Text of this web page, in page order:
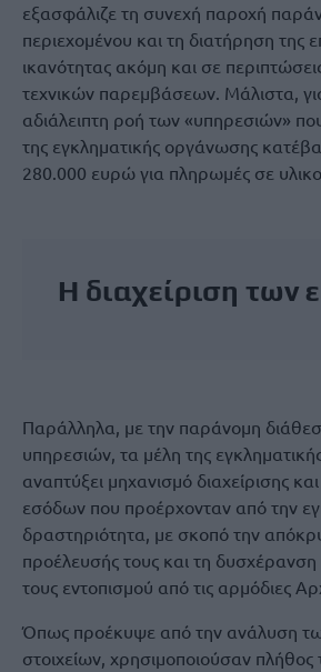
εξασφάλιζε τη συνεχή παροχή
περιεχομένου και τη διατήρηση της
ικανότητας ακόμη και σε
τεχνικών παρεμβάσεων. Μάλιστα,
αδιάλειπτη ροή των «υπηρεσιών»
της εγκληματικής οργάνωσης
280.000 ευρώ για πληρωμές σε
Η διαχείριση των
Παράλληλα, με την παράνομη
υπηρεσιών, τα μέλη της
αναπτύξει μηχανισμό διαχείρισης
εσόδων που προέρχονταν από την
δραστηριότητα, με σκοπό την
προέλευσής τους και τη δυσχέρανση
τους εντοπισμού από τις αρμόδιες
Όπως προέκυψε από την ανάλυση
στοιχείων, χρησιμοποιούσαν πλήθος